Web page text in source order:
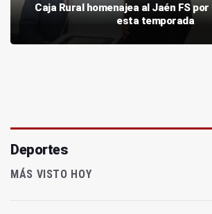
Caja Rural homenajea al Jaén FS
esta temporada
Deportes
MÁS VISTO HOY